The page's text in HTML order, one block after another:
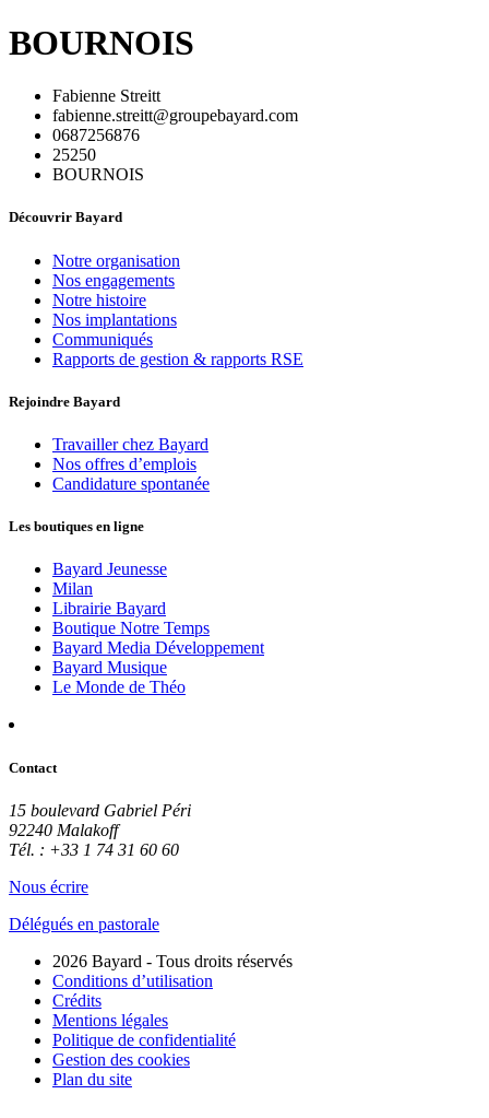
BOURNOIS
Fabienne Streitt
fabienne.streitt@groupebayard.com
0687256876
25250
BOURNOIS
Découvrir Bayard
Notre organisation
Nos engagements
Notre histoire
Nos implantations
Communiqués
Rapports de gestion & rapports RSE
Rejoindre Bayard
Travailler chez Bayard
Nos offres d’emplois
Candidature spontanée
Les boutiques en ligne
Bayard Jeunesse
Milan
Librairie Bayard
Boutique Notre Temps
Bayard Media Développement
Bayard Musique
Le Monde de Théo
Contact
15 boulevard Gabriel Péri
92240 Malakoff
Tél. : +33 1 74 31 60 60
Nous écrire
Délégués en pastorale
2026 Bayard - Tous droits réservés
Conditions d’utilisation
Crédits
Mentions légales
Politique de confidentialité
Gestion des cookies
Plan du site